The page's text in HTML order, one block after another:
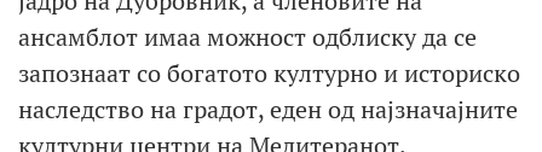
ансамблот имаа можност одблиску да се
запознаат со богатото културно и историско
наследство на градот, еден од најзначајните
културни центри на Медитеранот.